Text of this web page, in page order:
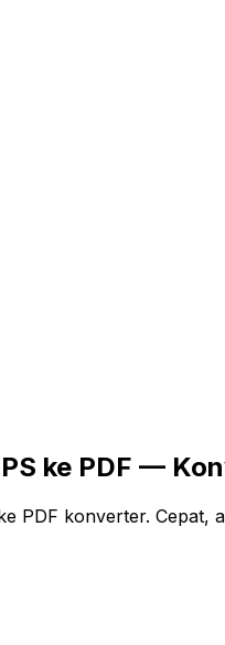
ke PDF —
PDF konverter. Cepat,